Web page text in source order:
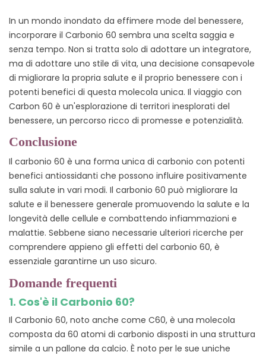
In un mondo inondato da effimere mode del benessere,
incorporare il Carbonio 60 sembra una scelta saggia e
senza tempo. Non si tratta solo di adottare un integratore,
ma di adottare uno stile di vita, una decisione consapevole
di migliorare la propria salute e il proprio benessere con i
potenti benefici di questa molecola unica. Il viaggio con
Carbon 60 è un'esplorazione di territori inesplorati del
benessere, un percorso ricco di promesse e potenzialità.
Conclusione
Il carbonio 60 è una forma unica di carbonio con potenti
benefici antiossidanti che possono influire positivamente
sulla salute in vari modi. Il carbonio 60 può migliorare la
salute e il benessere generale promuovendo la salute e la
longevità delle cellule e combattendo infiammazioni e
malattie. Sebbene siano necessarie ulteriori ricerche per
comprendere appieno gli effetti del carbonio 60, è
essenziale garantirne un uso sicuro.
Domande frequenti
1. Cos'è il Carbonio 60?
Il Carbonio 60, noto anche come C60, è una molecola
composta da 60 atomi di carbonio disposti in una struttura
simile a un pallone da calcio. È noto per le sue uniche